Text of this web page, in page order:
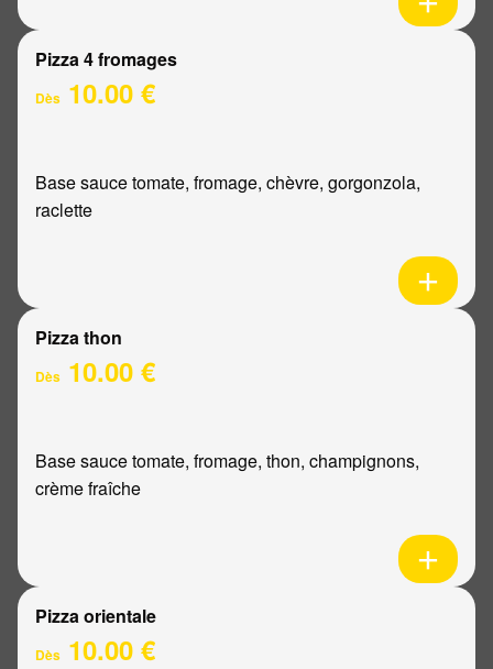
Pizza 4 fromages
Dès 10.00 €
Base sauce tomate, fromage, chèvre, gorgonzola,
raclette
Pizza thon
Dès 10.00 €
Base sauce tomate, fromage, thon, champignons,
crème fraîche
Pizza orientale
Dès 10.00 €